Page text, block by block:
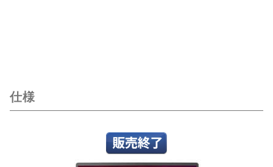
仕様